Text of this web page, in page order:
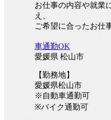
お仕事の内容や就業
え、
ご希望に合ったお仕
車通勤OK
愛媛県 松山市
【勤務地】
愛媛県松山市
※自動車通勤可
※バイク通勤可